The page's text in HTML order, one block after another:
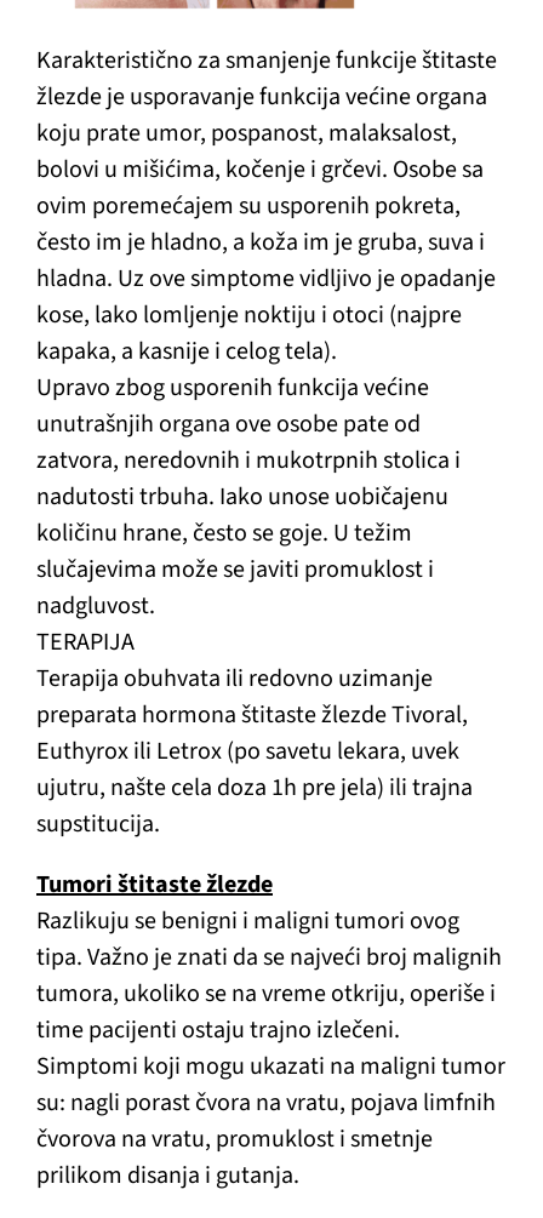
Karakteristično za smanjenje funkcije štitaste
žlezde je usporavanje funkcija većine organa
koju prate umor, pospanost, malaksalost,
bolovi u mišićima, kočenje i grčevi. Osobe sa
ovim poremećajem su usporenih pokreta,
često im je hladno, a koža im je gruba, suva i
hladna. Uz ove simptome vidljivo je opadanje
kose, lako lomljenje noktiju i otoci (najpre
kapaka, a kasnije i celog tela).
Upravo zbog usporenih funkcija većine
unutrašnjih organa ove osobe pate od
zatvora, neredovnih i mukotrpnih stolica i
nadutosti trbuha. Iako unose uobičajenu
količinu hrane, često se goje. U težim
slučajevima može se javiti promuklost i
nadgluvost.
TERAPIJA
Terapija obuhvata ili redovno uzimanje
preparata hormona štitaste žlezde Tivoral,
Euthyrox ili Letrox (po savetu lekara, uvek
ujutru, našte cela doza 1h pre jela) ili trajna
supstitucija.
Tumori štitaste žlezde
Razlikuju se benigni i maligni tumori ovog
tipa. Važno je znati da se najveći broj malignih
tumora, ukoliko se na vreme otkriju, operiše i
time pacijenti ostaju trajno izlečeni.
Simptomi koji mogu ukazati na maligni tumor
su: nagli porast čvora na vratu, pojava limfnih
čvorova na vratu, promuklost i smetnje
prilikom disanja i gutanja.